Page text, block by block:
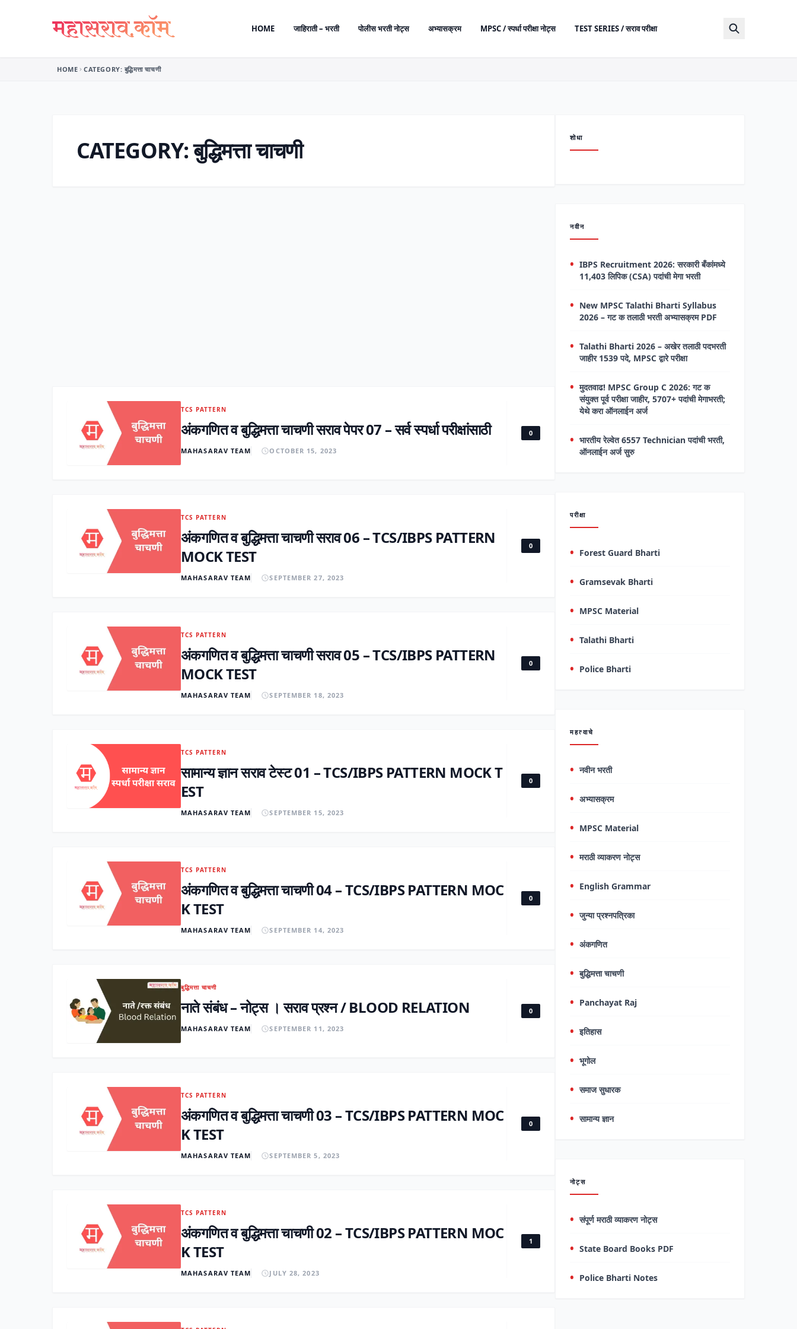
HOME जाहिराती – भरती पोलीस भरती नोट्स अभ्यासक्रम MPSC / स्पर्धा परीक्षा नोट्स TEST SERIES / सराव परीक्षा
HOME CATEGORY: बुद्धिमत्ता चाचणी
CATEGORY:बुद्धिमत्ता चाचणी
TCS PATTERN
अंकगणित व बुद्धिमत्ता चाचणी सराव पेपर 07 – सर्व स्पर्धा परीक्षांसाठी
MAHASARAV TEAM OCTOBER 15, 2023
0
TCS PATTERN
अंकगणित व बुद्धिमत्ता चाचणी सराव 06 – TCS/IBPS PATTERN
MOCK TEST
MAHASARAV TEAM SEPTEMBER 27, 2023
0
TCS PATTERN
अंकगणित व बुद्धिमत्ता चाचणी सराव 05 – TCS/IBPS PATTERN
MOCK TEST
MAHASARAV TEAM SEPTEMBER 18, 2023
0
TCS PATTERN
सामान्य ज्ञान सराव टेस्ट 01 – TCS/IBPS PATTERN MOCK T
EST
MAHASARAV TEAM SEPTEMBER 15, 2023
0
TCS PATTERN
अंकगणित व बुद्धिमत्ता चाचणी 04 – TCS/IBPS PATTERN MOC
K TEST
MAHASARAV TEAM SEPTEMBER 14, 2023
0
बुद्धिमत्ता चाचणी
नाते संबंध – नोट्स । सराव प्रश्न / BLOOD RELATION
MAHASARAV TEAM SEPTEMBER 11, 2023
0
TCS PATTERN
अंकगणित व बुद्धिमत्ता चाचणी 03 – TCS/IBPS PATTERN MOC
K TEST
MAHASARAV TEAM SEPTEMBER 5, 2023
0
TCS PATTERN
अंकगणित व बुद्धिमत्ता चाचणी 02 – TCS/IBPS PATTERN MOC
K TEST
MAHASARAV TEAM JULY 28, 2023
1
शोधा
नवीन
IBPS Recruitment 2026: सरकारी बँकांमध्ये
11,403 लिपिक (CSA) पदांची मेगा भरती
New MPSC Talathi Bharti Syllabus
2026 – गट क तलाठी भरती अभ्यासक्रम PDF
Talathi Bharti 2026 – अखेर तलाठी पदभरती
जाहीर 1539 पदे, MPSC द्वारे परीक्षा
मुदतवाढ! MPSC Group C 2026: गट क
संयुक्त पूर्व परीक्षा जाहीर, 5707+ पदांची मेगाभरती;
येथे करा ऑनलाईन अर्ज
भारतीय रेल्वेत 6557 Technician पदांची भरती,
ऑनलाईन अर्ज सुरु
परीक्षा
Forest Guard Bharti
Gramsevak Bharti
MPSC Material
Talathi Bharti
Police Bharti
महत्वाचे
नवीन भरती
अभ्यासक्रम
MPSC Material
मराठी व्याकरण नोट्स
English Grammar
जुन्या प्रश्नपत्रिका
अंकगणित
बुद्धिमत्ता चाचणी
Panchayat Raj
इतिहास
भूगोल
समाज सुधारक
सामान्य ज्ञान
नोट्स
संपूर्ण मराठी व्याकरण नोट्स
State Board Books PDF
Police Bharti Notes